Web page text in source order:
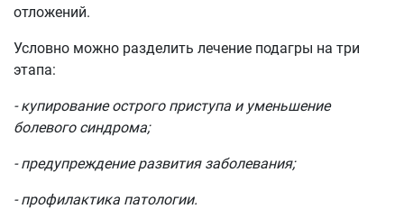
отложений.
Условно можно разделить лечение подагры на три
этапа:
- купирование острого приступа и уменьшение
болевого синдрома;
- предупреждение развития заболевания;
- профилактика патологии.